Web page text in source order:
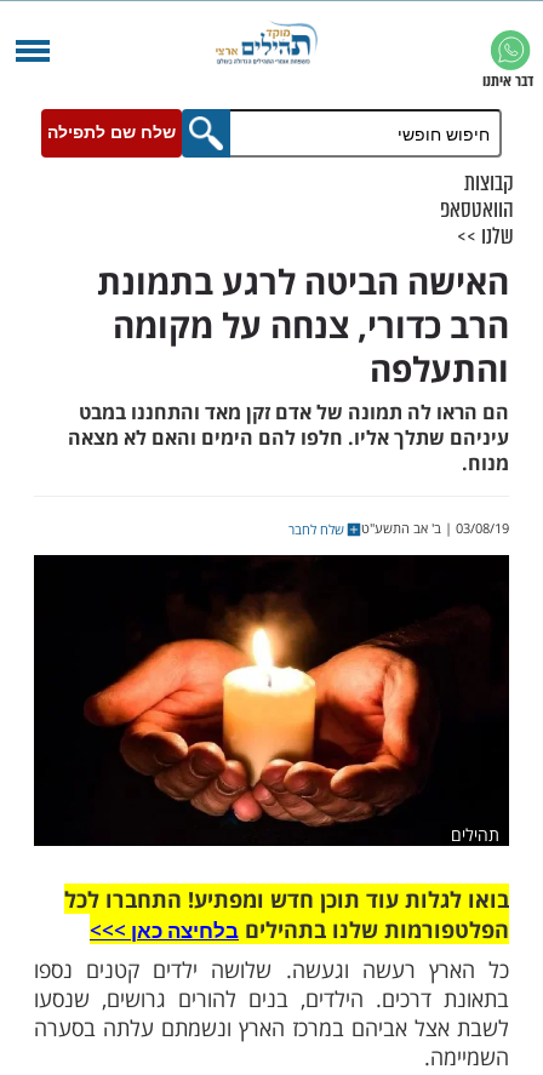
שלח שם לתפילה
הביטה לרגע בתמונת
צנחה על מקומה
תמונה של אדם זקן מאד והתחננו במבט
אליו. חלפו להם הימים והאם לא מצאה
שלח לחבר